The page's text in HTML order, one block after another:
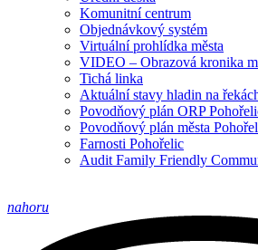
Komunitní centrum
Objednávkový systém
Virtuální prohlídka města
VIDEO – Obrazová kronika
Tichá linka
Aktuální stavy hladin na
Povodňový plán ORP
Povodňový plán města
Farnosti Pohořelic
Audit Family Friendly
nahoru